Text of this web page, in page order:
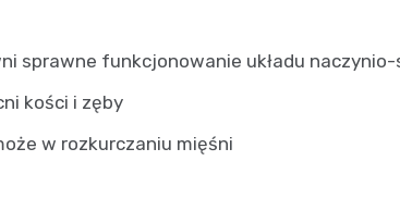
sprawne funkcjonowanie układu
kości i zęby
w rozkurczaniu mięśni